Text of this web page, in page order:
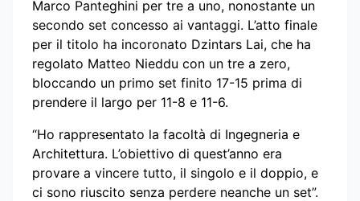
Marco Panteghini per tre a uno, nonostante un
secondo set concesso ai vantaggi. L’atto finale
per il titolo ha incoronato Dzintars Lai, che ha
regolato Matteo Nieddu con un tre a zero,
bloccando un primo set finito 17-15 prima di
prendere il largo per 11-8 e 11-6.
“Ho rappresentato la facoltà di Ingegneria e
Architettura. L’obiettivo di quest’anno era
provare a vincere tutto, il singolo e il doppio, e
ci sono riuscito senza perdere neanche un set”.